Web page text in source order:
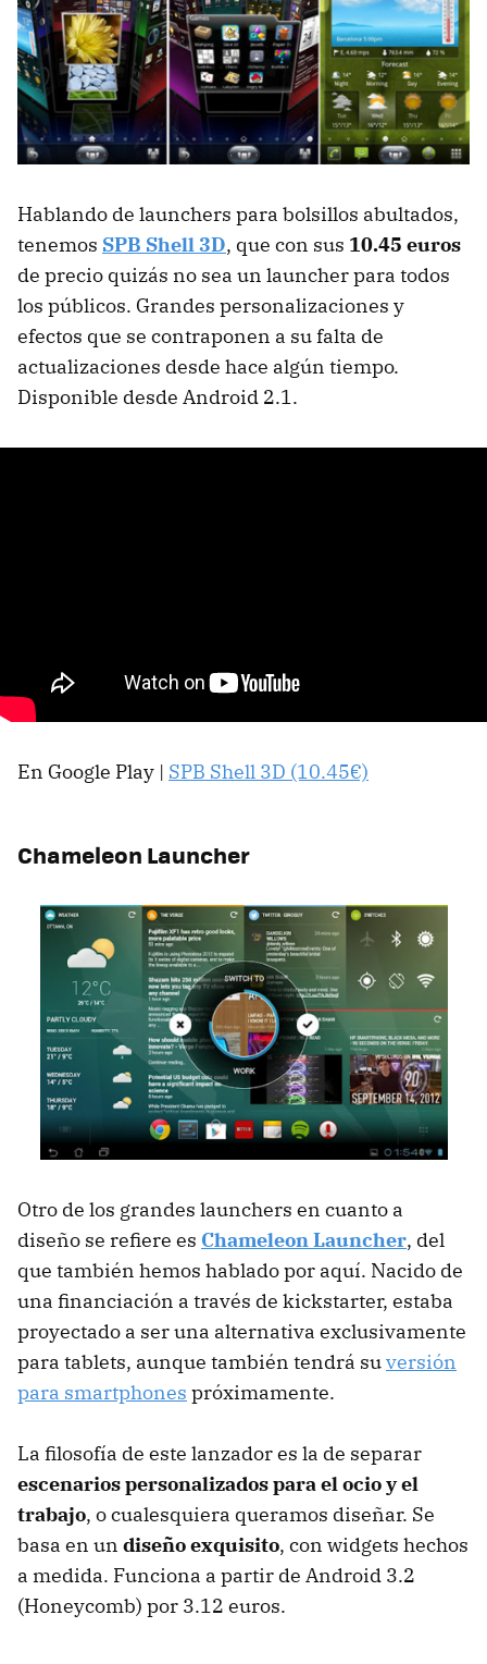
Hablando de launchers para bolsillos abultados,
tenemos SPB Shell 3D, que con sus 10.45 euros
de precio quizás no sea un launcher para todos
los públicos. Grandes personalizaciones y
efectos que se contraponen a su falta de
actualizaciones desde hace algún tiempo.
Disponible desde Android 2.1.
En Google Play | SPB Shell 3D (10.45€)
Chameleon Launcher
Otro de los grandes launchers en cuanto a
diseño se refiere es Chameleon Launcher, del
que también hemos hablado por aquí. Nacido de
una financiación a través de kickstarter, estaba
proyectado a ser una alternativa exclusivamente
para tablets, aunque también tendrá suversión
para smartphones próximamente.
La filosofía de este lanzador es la de separar
escenarios personalizados para el ocio y el
trabajo, o cualesquiera queramos diseñar. Se
basa en un diseño exquisito, con widgets hechos
a medida. Funciona a partir de Android 3.2
(Honeycomb) por 3.12 euros.